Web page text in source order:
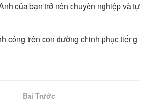
của bạn trở nên chuyên nghiệp và tự
công trên con đường chinh phục tiếng
Bài Trước